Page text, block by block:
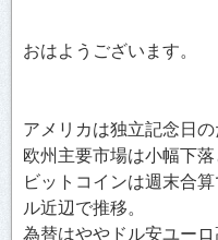
おはようございます。
アメリカは独立記念日の
欧州主要市場は小幅下
ビットコインは週末合
ル近辺で推移。
為替はややドル安ユー